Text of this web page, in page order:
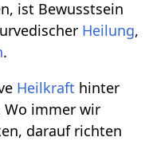
ist Bewusstsein
Heilung,
.
Heilkraft hinter
Wo immer wir
darauf richten